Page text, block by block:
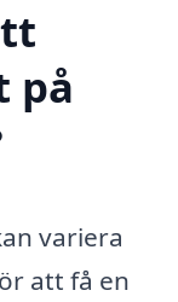
på
variera
att få en